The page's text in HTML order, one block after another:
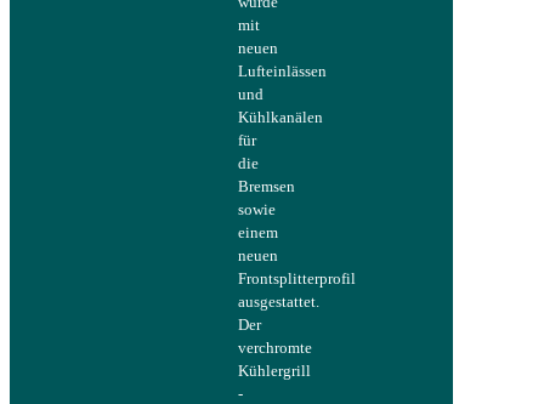
mit
neuen
Lufteinlässen
und
Kühlkanälen
für
die
Bremsen
sowie
einem
neuen
Frontsplitterprofil
ausgestattet.
Der
verchromte
Kühlergrill
-